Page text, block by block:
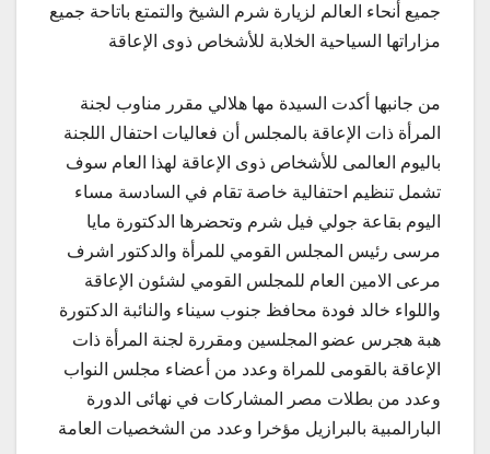
جميع أنحاء العالم لزيارة شرم الشيخ والتمتع باتاحة جميع
مزاراتها السياحية الخلابة للأشخاص ذوى الإعاقة
من جانبها أكدت السيدة مها هلالي مقرر مناوب لجنة
المرأة ذات الإعاقة بالمجلس أن فعاليات احتفال اللجنة
باليوم العالمى للأشخاص ذوى الإعاقة لهذا العام سوف
تشمل تنظيم احتفالية خاصة تقام في السادسة مساء
اليوم بقاعة جولي فيل شرم وتحضرها الدكتورة مايا
مرسى رئيس المجلس القومي للمرأة والدكتور اشرف
مرعى الامين العام للمجلس القومي لشئون الإعاقة
واللواء خالد فودة محافظ جنوب سيناء والنائبة الدكتورة
هبة هجرس عضو المجلسين ومقررة لجنة المرأة ذات
الإعاقة بالقومى للمراة وعدد من أعضاء مجلس النواب
وعدد من بطلات مصر المشاركات في نهائى الدورة
البارالمبية بالبرازيل مؤخرا وعدد من الشخصيات العامة